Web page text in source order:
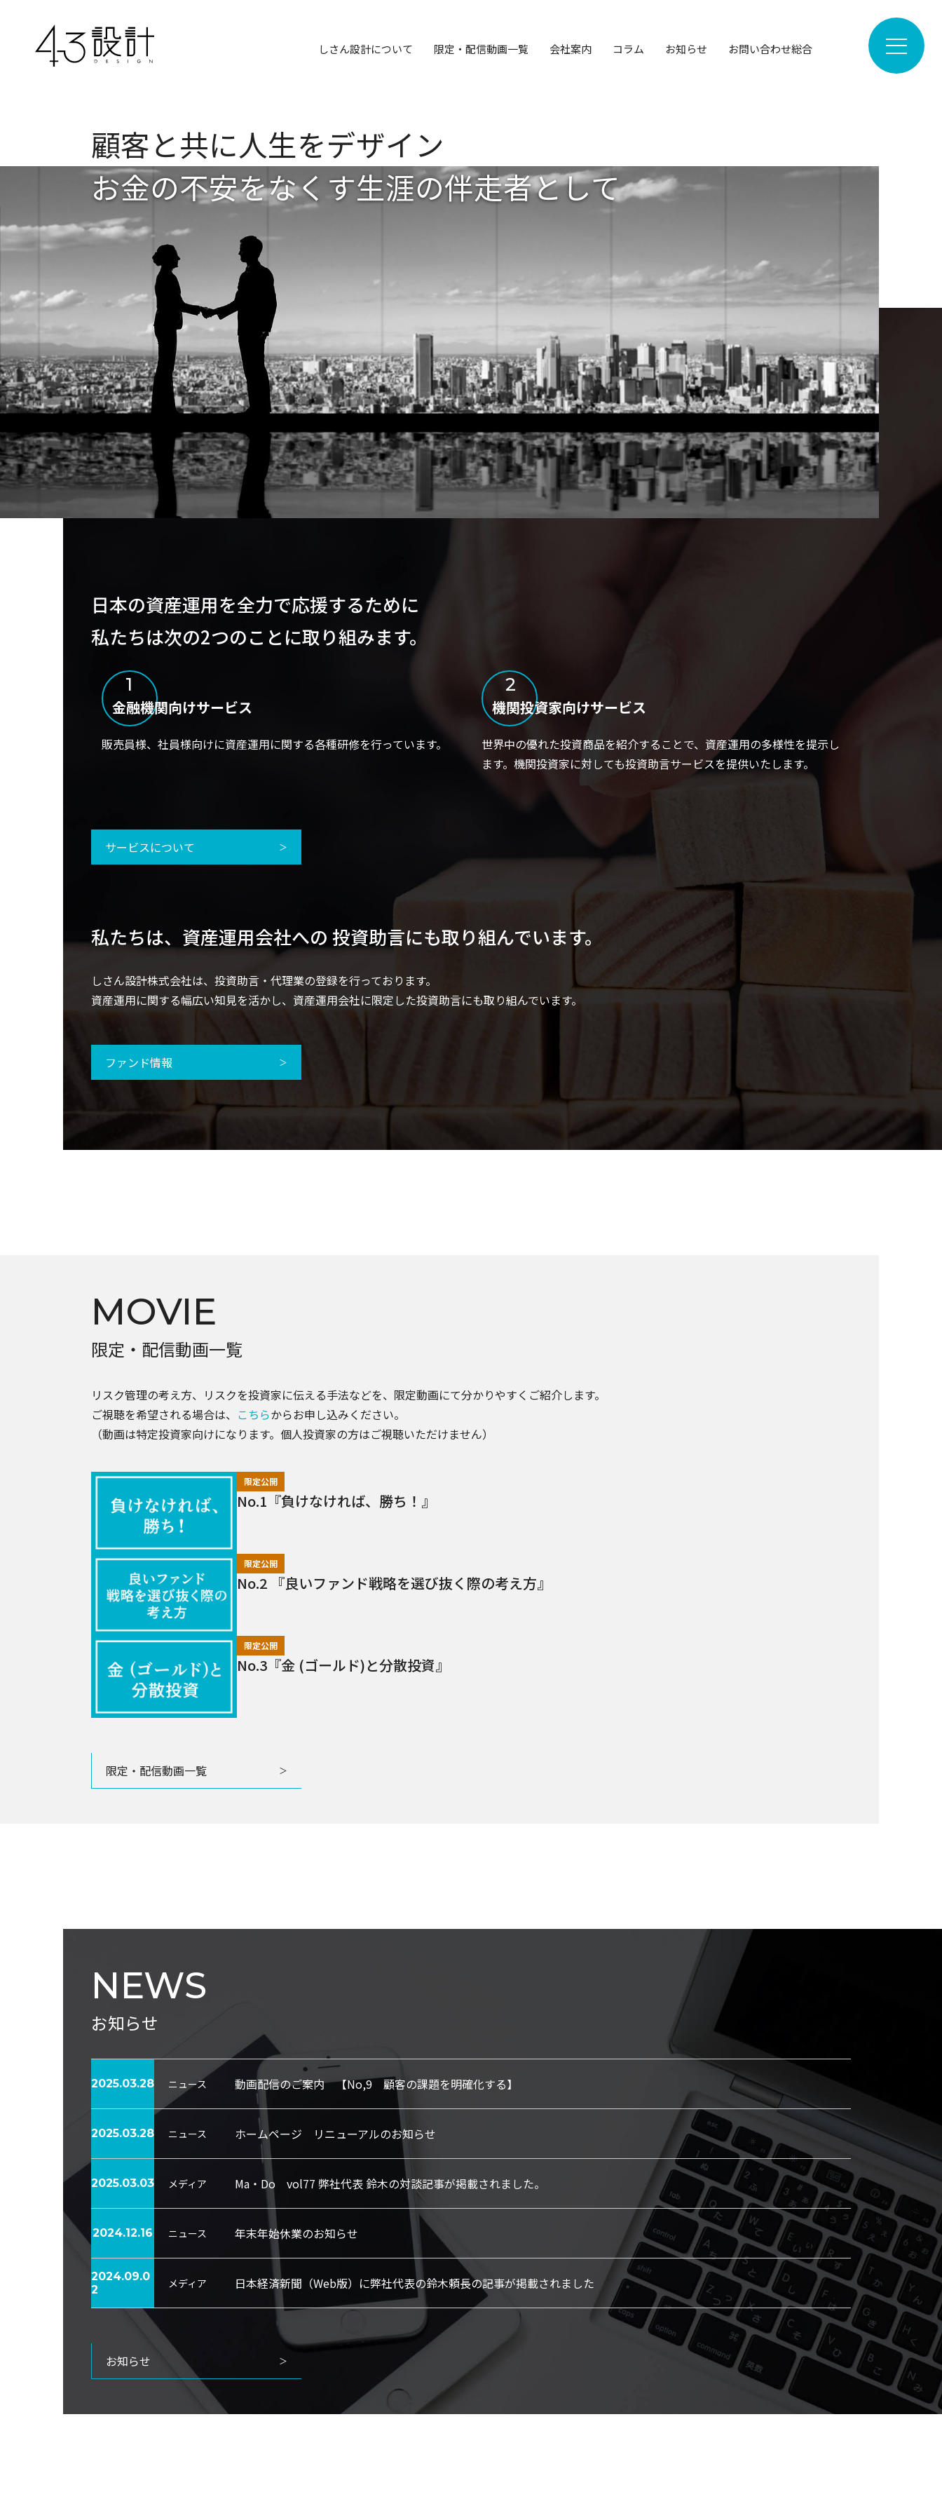
しさん設計について 限定・配信動画一覧 会社案内 コラム お知らせ お問い合わせ総合
顧客と共に人生をデザイン
お金の不安をなくす生涯の伴走者として
日本の資産運用を全力で応援するために
私たちは次の2つのことに取り組みます。
1
金融機関向けサービス
販売員様、社員様向けに資産運用に関する各種研修を行っています。
2
機関投資家向けサービス
世界中の優れた投資商品を紹介することで、資産運用の多様性を提示し
ます。機関投資家に対しても投資助言サービスを提供いたします。
サービスについて
私たちは、資産運用会社への 投資助言にも取り組んでいます。
しさん設計株式会社は、投資助言・代理業の登録を行っております。
資産運用に関する幅広い知見を活かし、資産運用会社に限定した投資助言にも取り組んでいます。
ファンド情報
MOVIE
限定・配信動画一覧
リスク管理の考え方、リスクを投資家に伝える手法などを、限定動画にて分かりやすくご紹介します。
ご視聴を希望される場合は、 こちらからお申し込みください。
（動画は特定投資家向けになります。個人投資家の方はご視聴いただけません）
限定公開
No.1『負けなければ、勝ち！』
限定公開
No.2 『良いファンド戦略を選び抜く際の考え方』
限定公開
No.3『金 (ゴールド)と分散投資』
限定・配信動画一覧
NEWS
お知らせ
2025.03.28 ニュース 動画配信のご案内 【No,9 顧客の課題を明確化する】
2025.03.28 ニュース ホームページ リニューアルのお知らせ
2025.03.03 メディア Ma・Do vol77 弊社代表 鈴木の対談記事が掲載されました。
2024.12.16 ニュース 年末年始休業のお知らせ
2024.09.0
2
メディア 日本経済新聞（Web版）に弊社代表の鈴木頼長の記事が掲載されました
お知らせ